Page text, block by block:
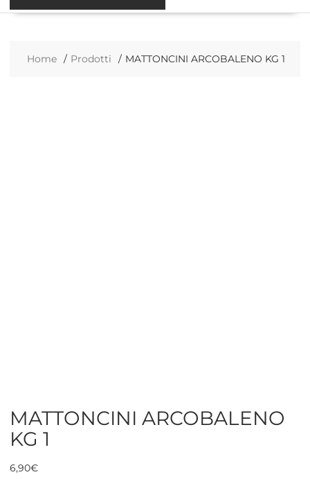
Home Prodotti MATTONCINI ARCOBALENO KG 1
MATTONCINI ARCOBALENO
KG 1
6,90€